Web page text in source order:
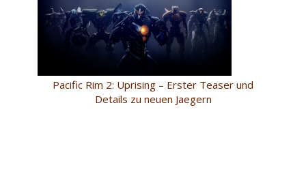
Pacific Rim 2: Uprising – Erster Teaser und
Details zu neuen Jaegern